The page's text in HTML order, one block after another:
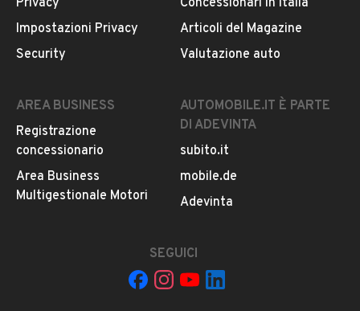
UNIPROPRIETARIO
Usato garantito 12 mesi
INFORMAZIONI VEICOLO
DATI BASE CONSUMI ESTETICA E
Privacy
Impostazioni Privacy
Security
Concessionari in Italia
Articoli del Magazine
Valutazione auto
AREA BUSINESS
Registrazione
concessionario
Area Business
Multigestionale Motori
AUTOMOBILE.IT È PARTE
DI ADEVINTA
subito.it
mobile.de
Adevinta
SEGUICI